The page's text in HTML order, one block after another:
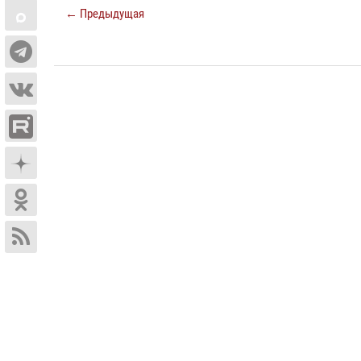
← Предыдущая